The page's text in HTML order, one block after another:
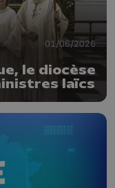
01/06/2026
le diocèse
laïcs